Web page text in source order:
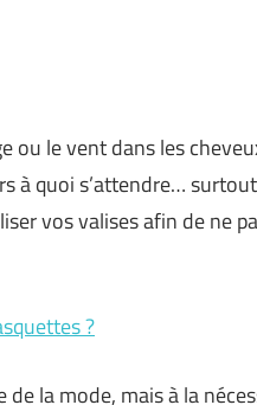
ou le vent dans les
à quoi s’attendre…
vos valises afin de ne
?
de la mode, mais à la